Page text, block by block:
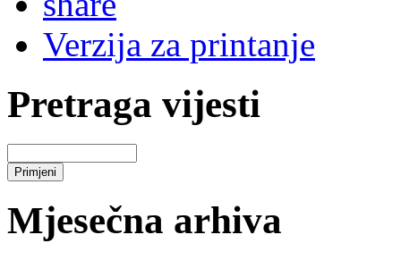
Verzija za printanje
Pretraga vijesti
Mjesečna arhiva